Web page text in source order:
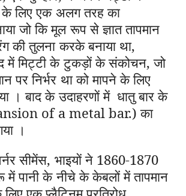
के लिए एक अलग तरह का
जो कि मूल रूप से ज्ञात तापमान
की तुलना करके बनाया था,
में मिट्टी के टुकड़ों के संकोचन, जो
पर निर्भर था को मापने के लिए
। बाद के उदाहरणों में धातु बार के
of a metal bar.) का
।
सीमेंस, भाइयों ने 1860-1870
पानी के नीचे के केबलों में तापमान